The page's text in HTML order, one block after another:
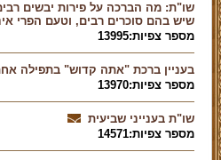
שו"ת: מה הברכה על פירות יבשים
שיש בהם סוכרים רבים, וטעם הפרי
מספר צפיות:13995
בעניין ברכת "אתה קדוש" בתפילה
מספר צפיות:13970
שו"ת בענייני שביעית
מספר צפיות:14571